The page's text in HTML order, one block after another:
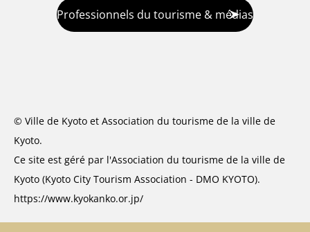
Professionnels du tourisme & médias
© Ville de Kyoto et Association du tourisme de la ville de
Kyoto.
Ce site est géré par l'Association du tourisme de la ville de
Kyoto (Kyoto City Tourism Association - DMO KYOTO).
https://www.kyokanko.or.jp/